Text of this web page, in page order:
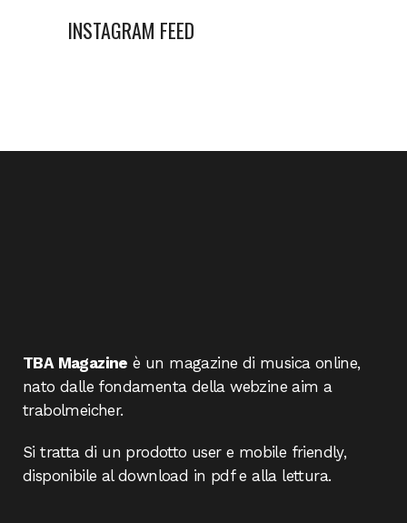
INSTAGRAM FEED
TBA Magazine è un magazine di musica online,
nato dalle fondamenta della webzine aim a
trabolmeicher.
Si tratta di un prodotto user e mobile friendly,
disponibile al download in pdf e alla lettura.